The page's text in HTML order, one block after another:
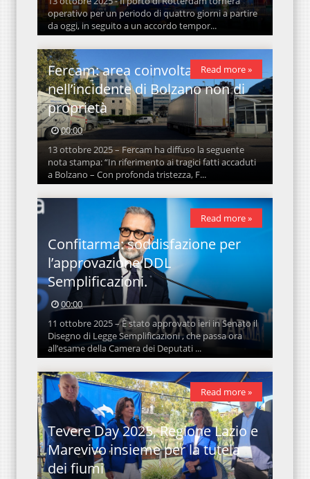
operativo per un periodo di quattro giorni a partire
da oggi, in seguito a un accordo tempor...
Fercam: area coinvolta
nell’incidente di Bolzano non di
proprietà
00:00
13 ottobre 2025 – Fercam ha diffuso la seguente
nota stampa: “In riferimento ai tragici fatti accaduti
a Bolzano – Con profonda tristezza, F...
Read more »
Confitarma: soddisfazione per
l’approvazione DDL
Semplificazioni.
00:00
11 ottobre 2025 – È stato approvato ieri in Senato il
Disegno di Legge Semplificazioni , che passa ora
all’esame della Camera dei Deputati ...
Read more »
Tevere Day 2025, Regione Lazio e
Marevivo insieme per la tutela
dei fiumi
Read more »